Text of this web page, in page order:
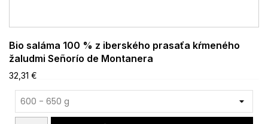
Bio saláma 100 % z iberského prasaťa kŕmeného
žaludmi Señorío de Montanera
32,31 €